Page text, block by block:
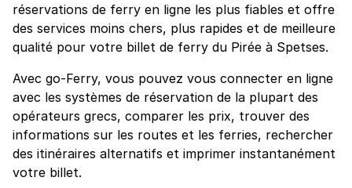
réservations de ferry en ligne les plus fiables et offre
des services moins chers, plus rapides et de meilleure
qualité pour votre billet de ferry du Pirée à Spetses.
Avec go-Ferry, vous pouvez vous connecter en ligne
avec les systèmes de réservation de la plupart des
opérateurs grecs, comparer les prix, trouver des
informations sur les routes et les ferries, rechercher
des itinéraires alternatifs et imprimer instantanément
votre billet.